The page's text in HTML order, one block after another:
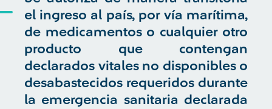
el ingreso al país, por vía marítima,
de medicamentos o cualquier otro
producto que contengan
declarados vitales no disponibles o
desabastecidos requeridos durante
la emergencia sanitaria declarada